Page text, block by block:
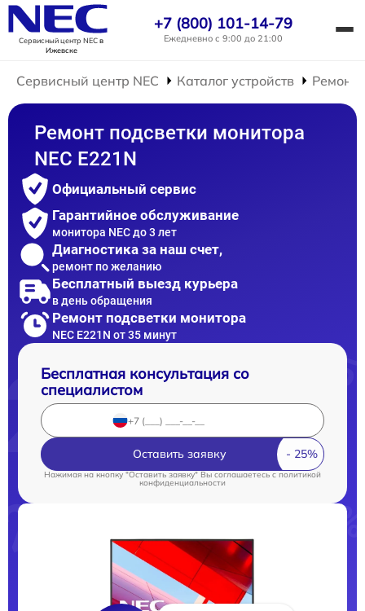
Сервисный центр NECв
Ижевске
+7 (800) 101-14-79
Ежедневно с 9:00 до 21:00
Сервисный центр NEC Каталог устройств Ремонт
Ремонт подсветки монитора
NEC E221N
Официальный сервис
Гарантийное обслуживание
монитора NEC до 3 лет
Диагностика за наш счет,
ремонт по желанию
Бесплатный выезд курьера
в день обращения
Ремонт подсветки монитора
NEC E221N от 35 минут
Бесплатная консультация со
специалистом
Оставить заявку
Нажимая на кнопку "Оставить заявку" Вы соглашаетесь cполитикой
конфиденциальности